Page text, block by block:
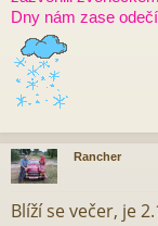
Dny nám zase
Rancher
Blíží se večer, je